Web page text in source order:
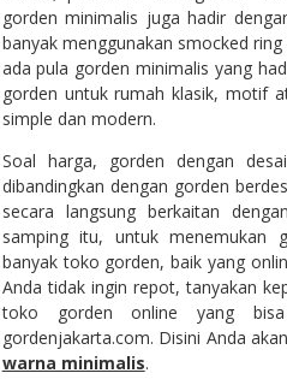
gorden minimalis juga hadir
banyak menggunakan smocked
ada pula gorden minimalis yang
gorden untuk rumah klasik, motif
simple dan modern.
Soal harga, gorden dengan
dibandingkan dengan gorden
secara langsung berkaitan
samping itu, untuk menemukan
banyak toko gorden, baik yang
Anda tidak ingin repot, tanyakan
toko gorden online yang
gordenjakarta.com. Disini Anda
warna minimalis.